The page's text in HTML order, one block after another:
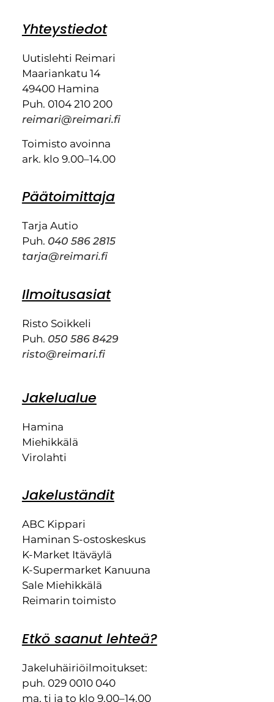
Yhteystiedot
Uutislehti Reimari
Maariankatu 14
49400 Hamina
Puh. 0104 210 200
reimari@reimari.fi
Toimisto avoinna
ark. klo 9.00–14.00
Päätoimittaja
Tarja Autio
Puh. 040 586 2815
tarja@reimari.fi
Ilmoitusasiat
Risto Soikkeli
Puh. 050 586 8429
risto@reimari.fi
Jakelualue
Hamina
Miehikkälä
Virolahti
Jakeluständit
ABC Kippari
Haminan S-ostoskeskus
K-Market Itäväylä
K-Supermarket Kanuuna
Sale Miehikkälä
Reimarin toimisto
Etkö saanut lehteä?
Jakeluhäiriöilmoitukset:
puh. 029 0010 040
ma, ti ja to klo 9.00–14.00